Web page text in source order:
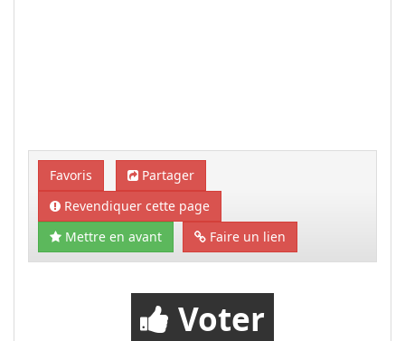
Favoris
Partager
Revendiquer cette page
Mettre en avant
Faire un lien
Voter